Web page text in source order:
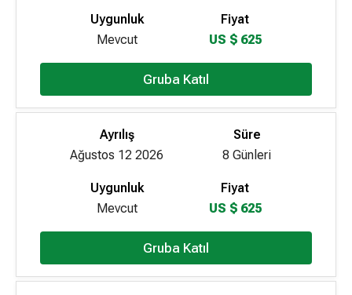
Uygunluk
Mevcut
Fiyat
US $ 625
Gruba Katıl
Ayrılış
Ağustos 12 2026
Süre
8 Günleri
Uygunluk
Mevcut
Fiyat
US $ 625
Gruba Katıl